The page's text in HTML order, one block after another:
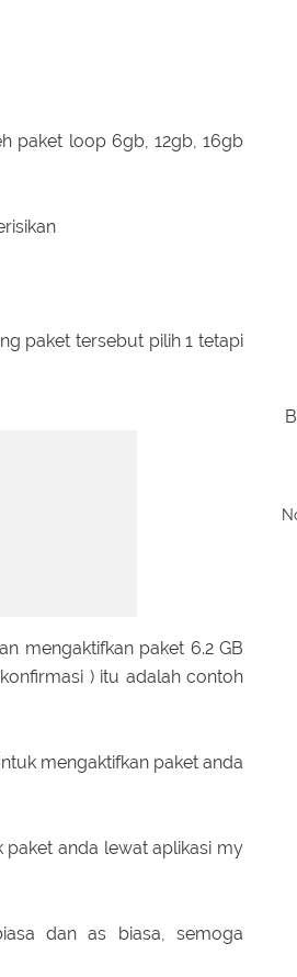
paket loop 6gb, 12gb, 16gb
paket tersebut pilih 1 tetapi
mengaktifkan paket 6.2 GB
) itu adalah contoh
mengaktifkan paket anda
paket anda lewat aplikasi my
dan as biasa, semoga